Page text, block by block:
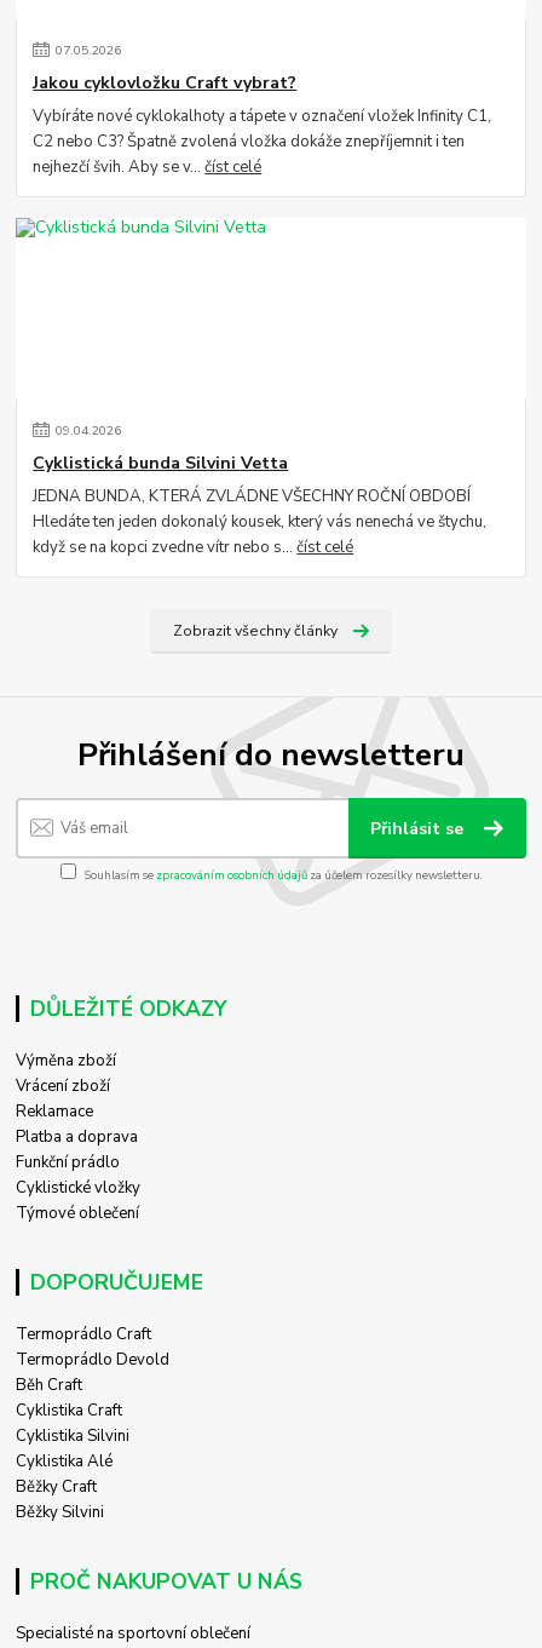
07.05.2026
Jakou cyklovložku Craft vybrat?
Vybíráte nové cyklokalhoty a tápete v označení vložek Infinity C1,
C2 nebo C3? Špatně zvolená vložka dokáže znepříjemnit i ten
nejhezčí švih. Aby se v...číst celé
09.04.2026
Cyklistická bunda Silvini Vetta
JEDNA BUNDA, KTERÁ ZVLÁDNE VŠECHNY ROČNÍ OBDOBÍ
Hledáte ten jeden dokonalý kousek, který vás nenechá ve štychu,
když se na kopci zvedne vítr nebo s...číst celé
Zobrazit všechny články
Přihlášení do newsletteru
Přihlásit se
Souhlasím se zpracováním osobních údajůza účelem rozesílky newsletteru.
DŮLEŽITÉ ODKAZY
Výměna zboží
Vrácení zboží
Reklamace
Platba a doprava
Funkční prádlo
Cyklistické vložky
Týmové oblečení
DOPORUČUJEME
Termoprádlo Craft
Termoprádlo Devold
Běh Craft
Cyklistika Craft
Cyklistika Silvini
Cyklistika Alé
Běžky Craft
Běžky Silvini
PROČ NAKUPOVAT U NÁS
Specialisté na sportovní oblečení